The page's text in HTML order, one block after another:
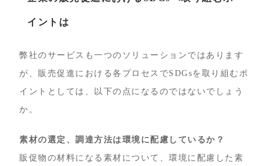
イントは
弊社のサービスも一つのソリューションではあります
が、販売促進における各プロセスでSDGsを取り組むポ
イントとしては、以下の点になるのではないでしょう
か。
素材の選定、調達方法は環境に配慮しているか？
販促物の材料になる素材について、環境に配慮した素